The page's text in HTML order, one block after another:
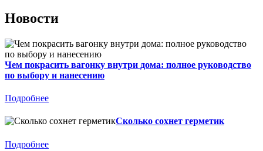
Новости
Чем покрасить вагонку внутри дома: полное руководство
по выбору и нанесению
Подробнее
Сколько сохнет герметик
Подробнее